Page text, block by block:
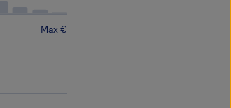
Max €